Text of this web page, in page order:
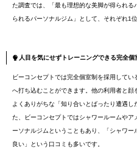
た調査では、「最も理想的な美脚が得られ
られるパーソナルジム」として、それぞれ1
人目を気にせずトレーニングできる完全個
ビーコンセプトでは完全個室制を採用して
へ打ち込むことができます。他の利用者と
よくありがちな「知り合いとばったり遭遇
た、ビーコンセプトではシャワールームや
ーソナルジムということもあり、「シャワ
良い」という口コミも多いです。